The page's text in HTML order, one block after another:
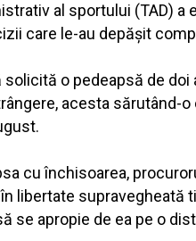
al sportului (TAD)
care le-au depăşit
o pedeapsă de
acesta sărutând-
cu închisoarea,
libertate supravegheată
se apropie de ea pe o